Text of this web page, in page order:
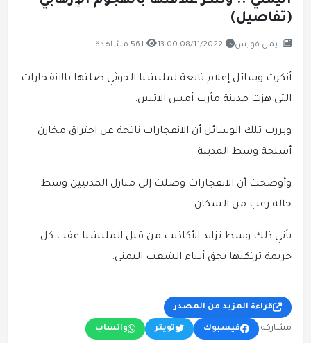
(تفاصيل)
يمن فويس 08/11/2022 13:00 561 مشاهدة
أنكرت وسائل إعلام تابعة لمليشيا الحوثي صلتها بالانفجارات
التي هزت مدينة مأرب أمس الاثنين.
وبررت تلك الوسائل أن الانفجارات ناتجة عن احتراق مخازن
أسلحة وسط المدينة.
وأوضحت أن الانفجارات وصلت إلى منازل المدنيين وسط
حالة رعب من السكان.
يأتي ذلك وسط تزايد الأكاذيب من قبل المليشيا عقب كل
جريمة ترتكبها بحق أبناء الشعب اليمني.
قراءة المزيد من المصدر
مشاركة: فيسبوك تويتر واتساب